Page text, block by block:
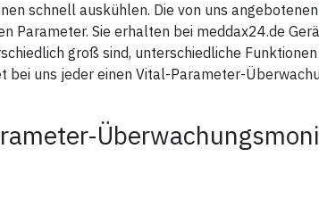
schnell auskühlen. Die von uns angebotenen
Parameter. Sie erhalten bei meddax24.de
groß sind, unterschiedliche
bei uns jeder einen Vital-Parameter-